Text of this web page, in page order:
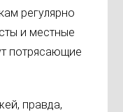
регулярно
и местные
потрясающие
правда,